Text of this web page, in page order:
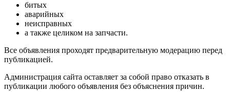
битых
аварийных
неисправных
а также целиком на запчасти.
Все объявления проходят предварительную модерацию перед
публикацией.
Администрация сайта оставляет за собой право отказать в
публикации любого объявления без объяснения причин.